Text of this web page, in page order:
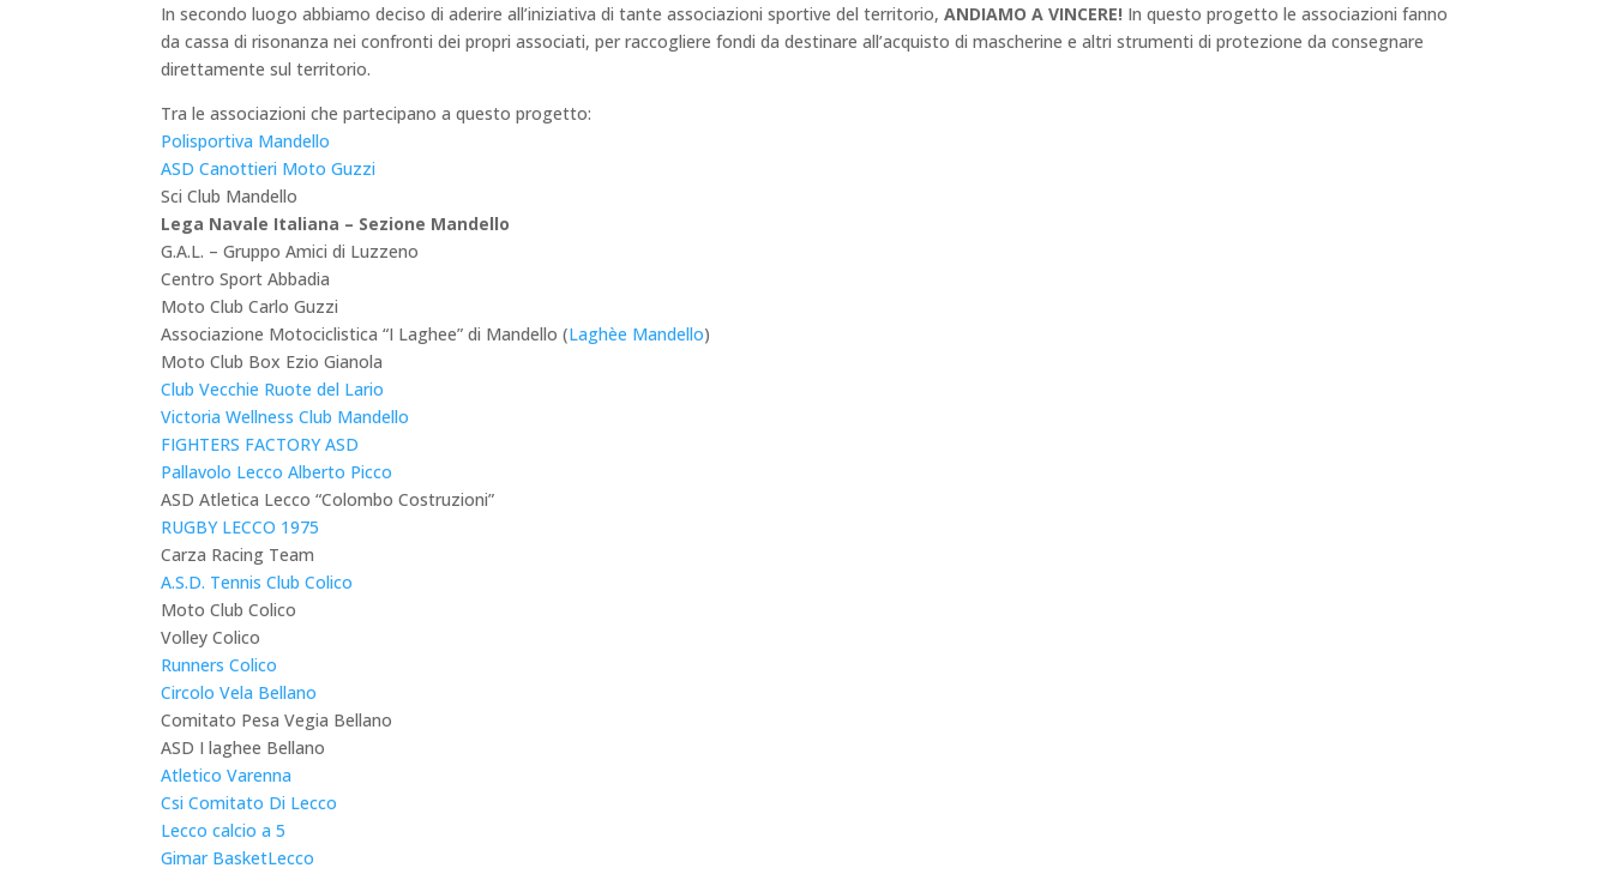
In secondo luogo abbiamo deciso di aderire all’iniziativa di tante associazioni sportive del territorio,ANDIAMO A VINCERE! In questo progetto le associazioni fanno
da cassa di risonanza nei confronti dei propri associati, per raccogliere fondi da destinare all’acquisto di mascherine e altri strumenti di protezione da consegnare
direttamente sul territorio.
Tra le associazioni che partecipano a questo progetto:
Polisportiva Mandello
ASD Canottieri Moto Guzzi
Sci Club Mandello
Lega Navale Italiana – Sezione Mandello
G.A.L. – Gruppo Amici di Luzzeno
Centro Sport Abbadia
Moto Club Carlo Guzzi
Associazione Motociclistica “I Laghee” di Mandello (Laghèe Mandello)
Moto Club Box Ezio Gianola
Club Vecchie Ruote del Lario
Victoria Wellness Club Mandello
FIGHTERS FACTORY ASD
Pallavolo Lecco Alberto Picco
ASD Atletica Lecco “Colombo Costruzioni”
RUGBY LECCO 1975
Carza Racing Team
A.S.D. Tennis Club Colico
Moto Club Colico
Volley Colico
Runners Colico
Circolo Vela Bellano
Comitato Pesa Vegia Bellano
ASD I laghee Bellano
Atletico Varenna
Csi Comitato Di Lecco
Lecco calcio a 5
Gimar BasketLecco